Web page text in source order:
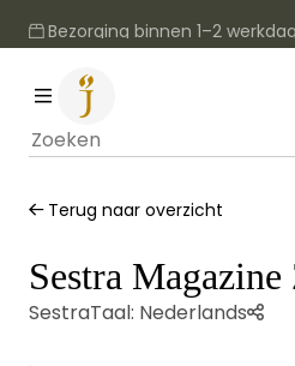
Bezorging binnen 1–2
Terug naar overzicht
Sestra
SestraTaal: Nederlands